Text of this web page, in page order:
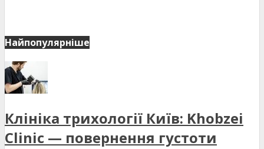
Найпопулярніше
Клініка трихології Київ: Khobzei
Clinic — повернення густоти